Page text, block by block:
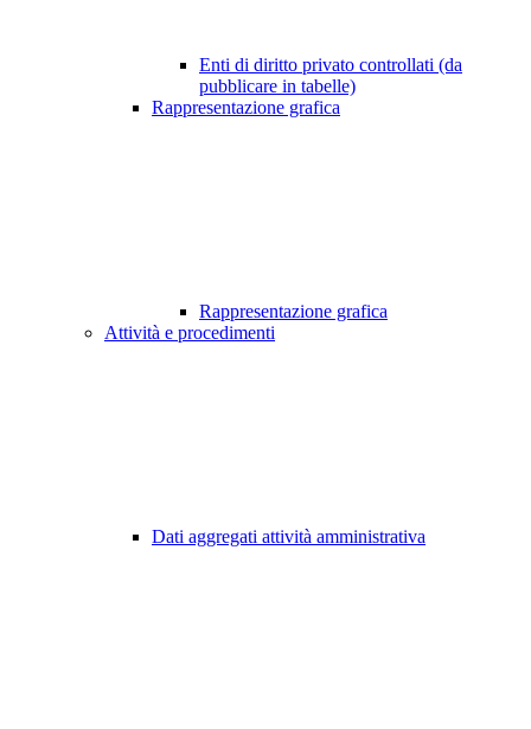
Enti di diritto privato controllati (da
pubblicare in tabelle)
Rappresentazione grafica
Rappresentazione grafica
Attività e procedimenti
Dati aggregati attività amministrativa